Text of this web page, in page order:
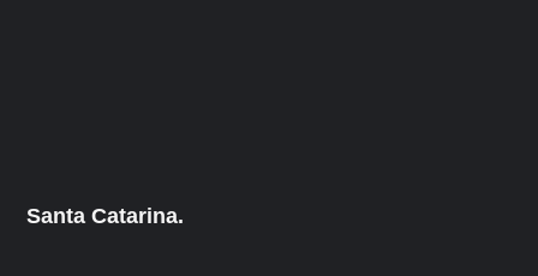
Santa Catarina.